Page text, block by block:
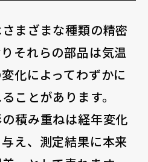
まざまな種類の精密
それらの部品は気温
化によってわずかに
ことがあります。
積み重ねは経年変化
え、測定結果に本来